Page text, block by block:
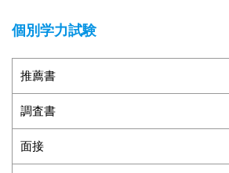
個別学力試験
推薦書
調査書
面接